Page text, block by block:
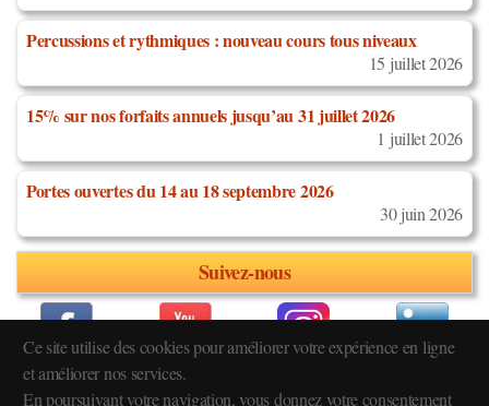
Percussions et rythmiques : nouveau cours tous niveaux
15 juillet 2026
15% sur nos forfaits annuels jusqu’au 31 juillet 2026
1 juillet 2026
Portes ouvertes du 14 au 18 septembre 2026
30 juin 2026
Suivez-nous
Ce site utilise des cookies pour améliorer votre expérience en ligne
et améliorer nos services.
En poursuivant votre navigation, vous donnez votre consentement